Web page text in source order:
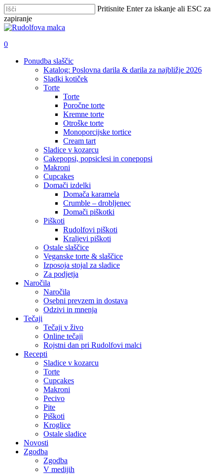
Skip
to
main
Pritisnite Enter za iskanje ali ESC za
zapiranje
Zapri
išči
account
0
Ponudba slaščic
Katalog: Poslovna darila & darila za najbližje 2026
Sladki kotiček
Torte
Torte
Poročne torte
Kremne torte
Otroške torte
Monoporcijske tortice
Cream tart
Sladice v kozarcu
Cakepopsi, popsiclesi in conepopsi
Makroni
Cupcakes
Domači izdelki
Domača karamela
Crumble – drobljenec
Domači piškotki
Piškoti
Rudolfovi piškoti
Kraljevi piškoti
Ostale slaščice
Veganske torte & slaščice
Izposoja stojal za sladice
Za podjetja
Naročila
Naročila
Osebni prevzem in dostava
Odzivi in mnenja
Tečaji
Tečaji v živo
Online tečaji
Rojstni dan pri Rudolfovi malci
Recepti
Sladice v kozarcu
Torte
Cupcakes
Makroni
Pecivo
Pite
Piškoti
Kroglice
Ostale sladice
Novosti
Zgodba
Zgodba
V medijih